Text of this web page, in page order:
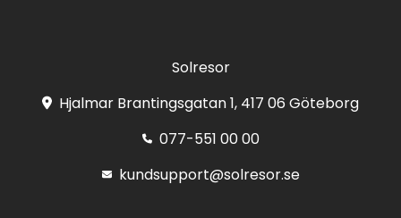
Solresor
Hjalmar Brantingsgatan 1, 417 06 Göteborg
077-551 00 00
kundsupport@solresor.se